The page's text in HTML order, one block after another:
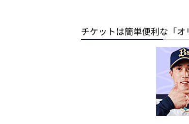
チケットは簡単便利な「オ